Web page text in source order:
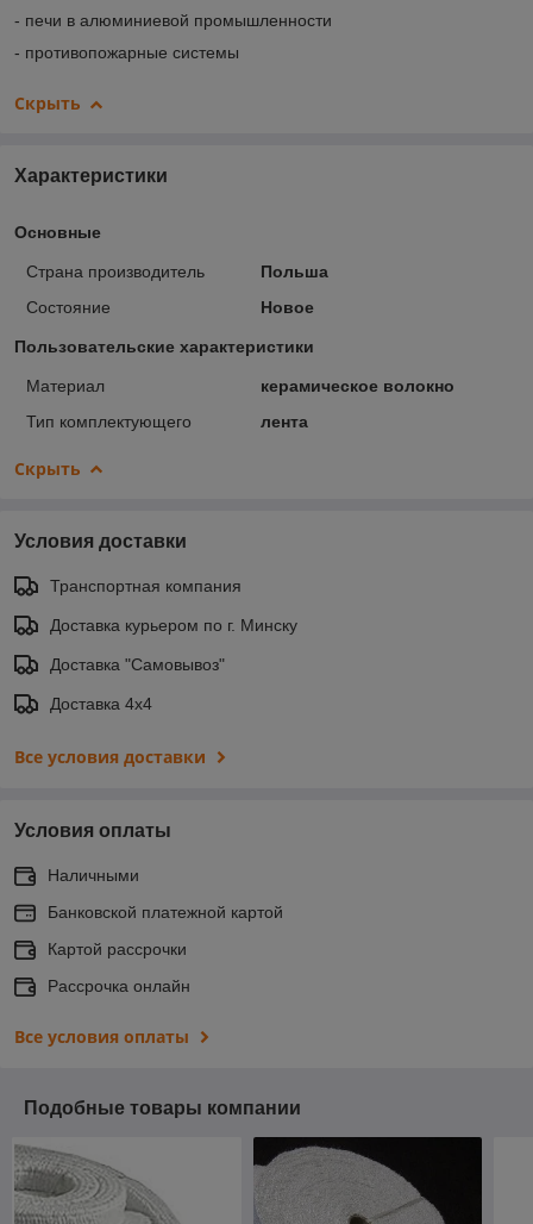
- печи в алюминиевой промышленности
- противопожарные системы
Скрыть
Характеристики
Основные
Страна производитель
Польша
Состояние
Новое
Пользовательские характеристики
Материал
керамическое волокно
Тип комплектующего
лента
Скрыть
Условия доставки
Транспортная компания
Доставка курьером по г. Минску
Доставка "Самовывоз"
Доставка 4х4
Все условия доставки
Условия оплаты
Наличными
Банковской платежной картой
Картой рассрочки
Рассрочка онлайн
Все условия оплаты
Подобные товары компании